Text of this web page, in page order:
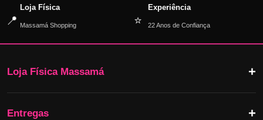
📍
Loja Física
Massamá Shopping ⭐
Experiência
22 Anos de Confiança
Loja Física Massamá
Entregas